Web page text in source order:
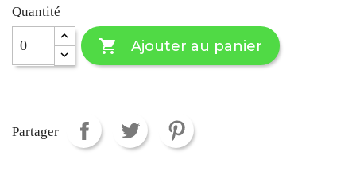
Quantité
 Ajouter au panier
Partager